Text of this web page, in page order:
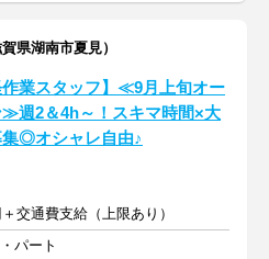
県湖南市夏見）
作業スタッフ】≪9月上旬オー
≫週2＆4h～！スキマ時間×大
◎オシャレ自由♪
交通費支給（上限あり）
パート